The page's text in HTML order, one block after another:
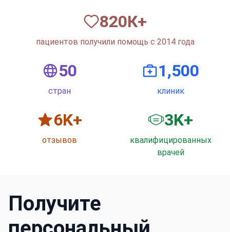
820К+
пациентов получили помощь с 2014 года
50
стран
1,500
клиник
6K+
отзывов
3K+
квалифицированных
врачей
Получите